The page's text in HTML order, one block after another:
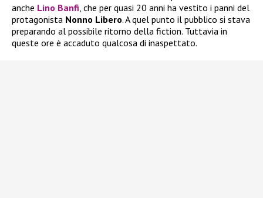
anche Lino Banfi , che per quasi 20 anni ha vestito i panni del
protagonista Nonno Libero. A quel punto il pubblico si stava
preparando al possibile ritorno della fiction. Tuttavia in
queste ore è accaduto qualcosa di inaspettato.